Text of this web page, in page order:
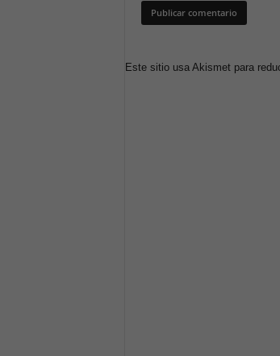
Este sitio usa Akismet para